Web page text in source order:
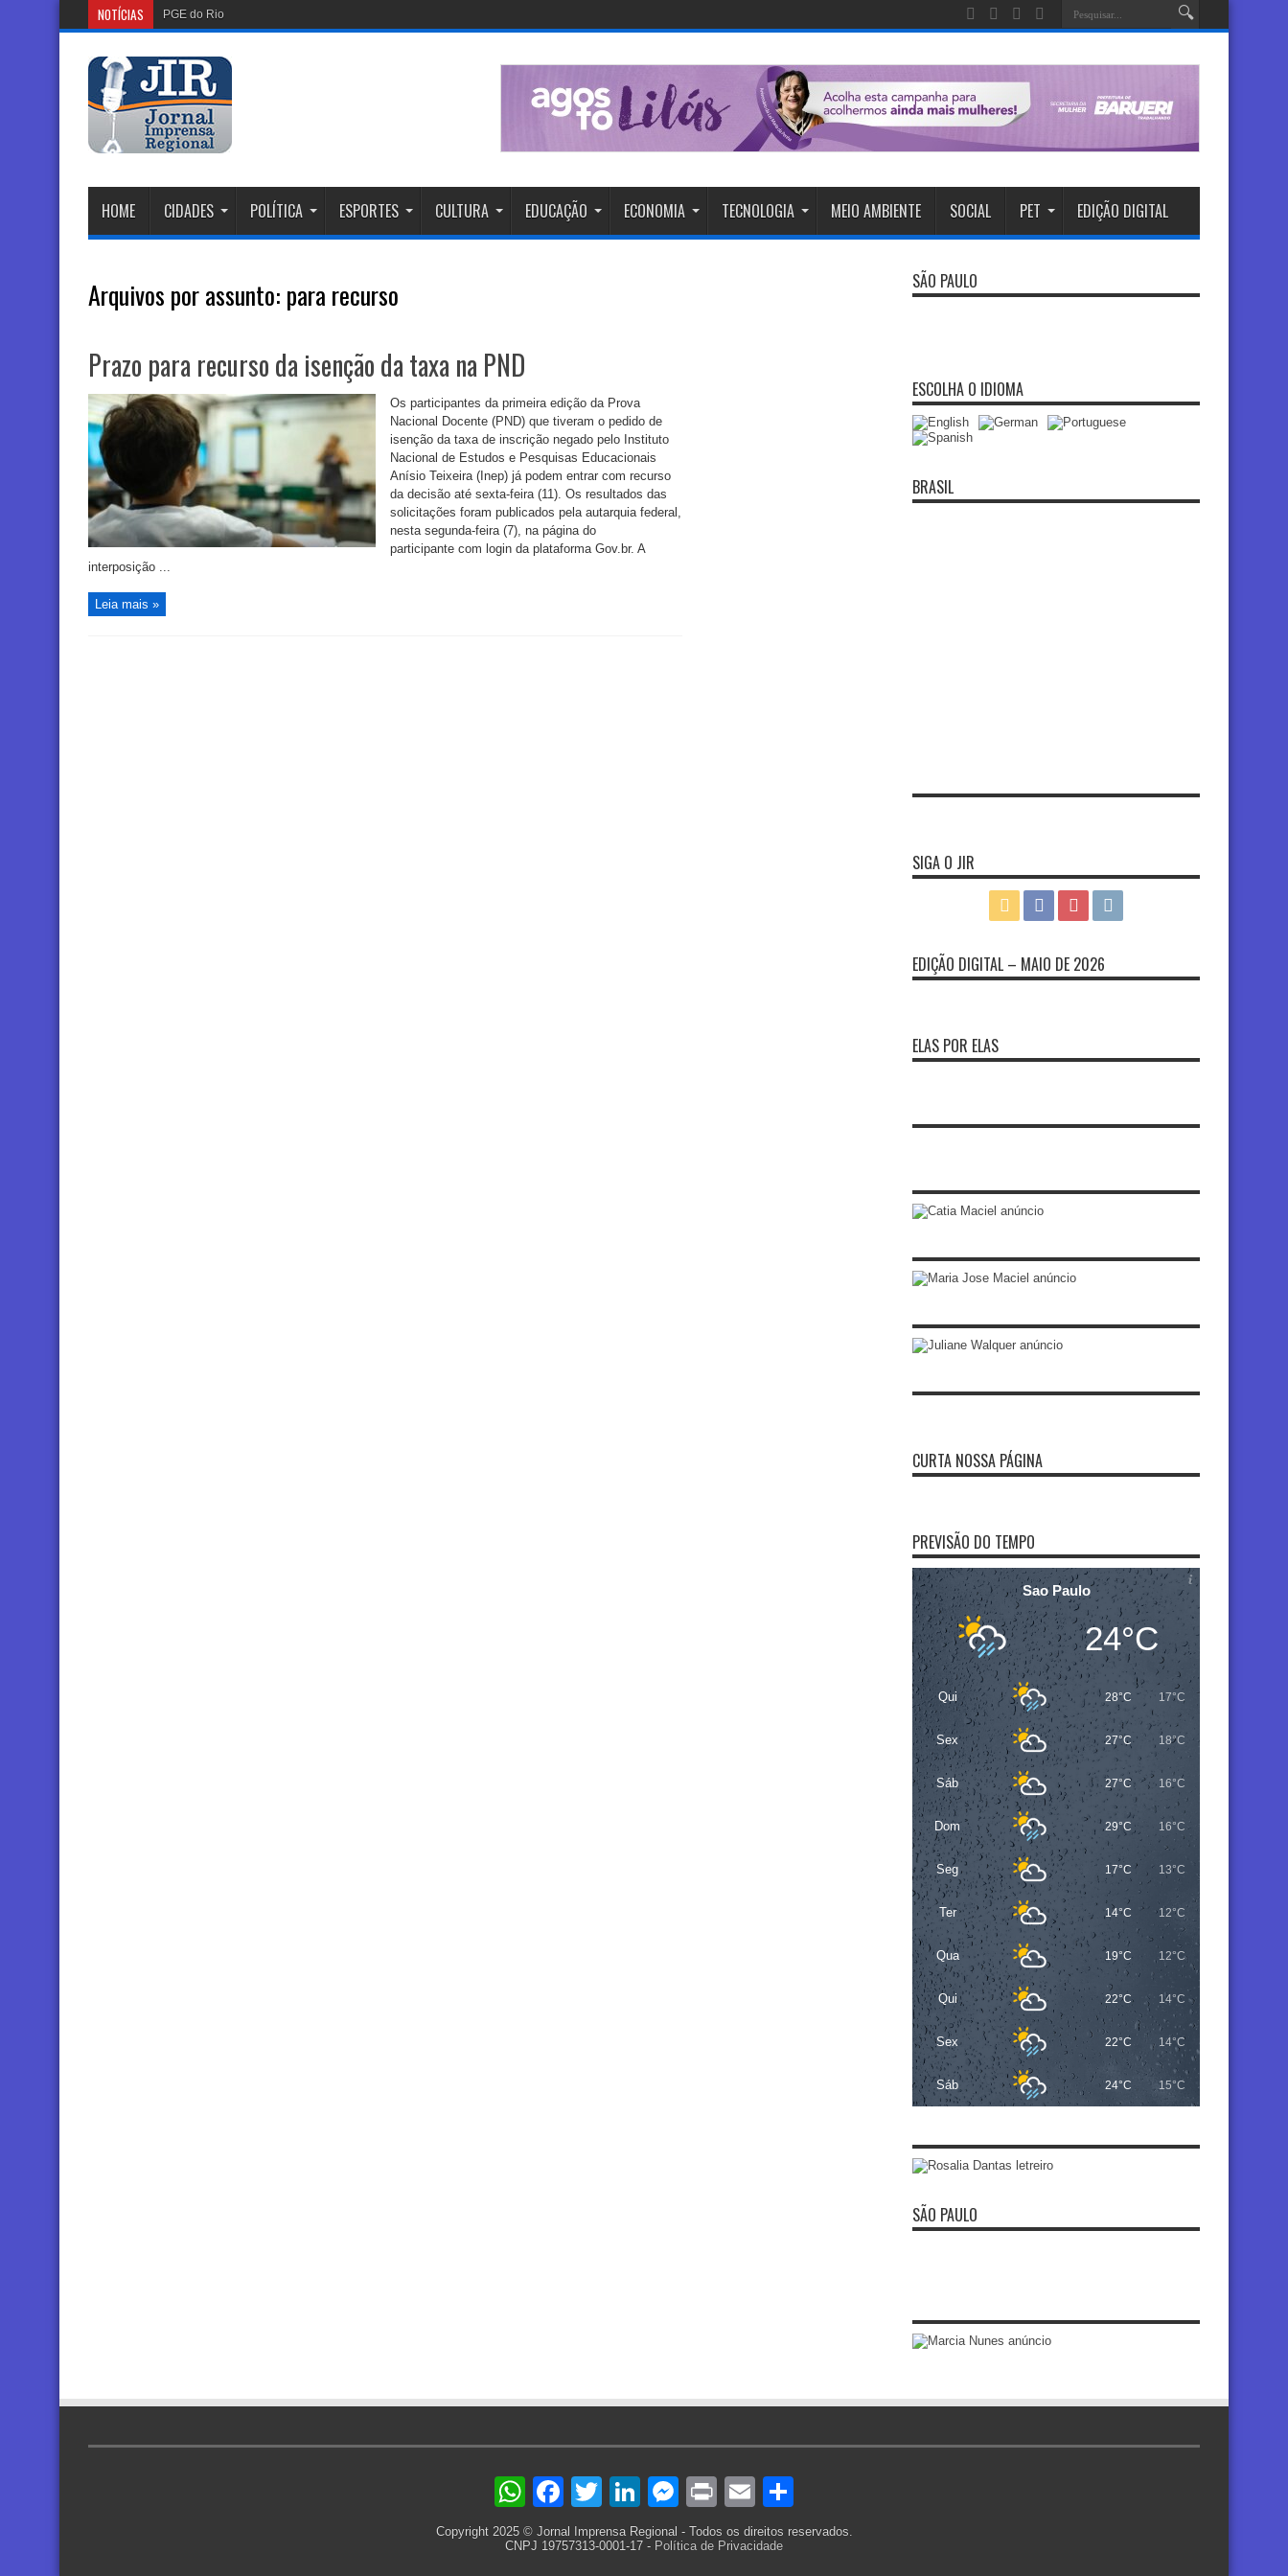
NOTÍCIAS PGE do Rio Solicita Falência do G
HOME CIDADES POLÍTICA ESPORTES CULTURA EDUCAÇÃO ECONOMIA TECNOLOGIA MEIO AMBIENTE SOCIAL PET EDIÇÃO DIGITAL
Arquivos por assunto: para recurso
Prazo para recurso da isenção da taxa na PND
Os participantes da primeira edição da Prova
Nacional Docente (PND) que tiveram o pedido de
isenção da taxa de inscrição negado pelo Instituto
Nacional de Estudos e Pesquisas Educacionais
Anísio Teixeira (Inep) já podem entrar com recurso
da decisão até sexta-feira (11). Os resultados das
solicitações foram publicados pela autarquia federal,
nesta segunda-feira (7), na página do
participante com login da plataforma Gov.br. A
interposição ...
Leia mais »
SÃO PAULO
ESCOLHA O IDIOMA
BRASIL
SIGA O JIR
EDIÇÃO DIGITAL – MAIO DE 2026
ELAS POR ELAS
CURTA NOSSA PÁGINA
PREVISÃO DO TEMPO
Sao Paulo
24°C
Qui 28°C 17°C
Sex 27°C 18°C
Sáb 27°C 16°C
Dom 29°C 16°C
Seg 17°C 13°C
Ter 14°C 12°C
Qua 19°C 12°C
Qui 22°C 14°C
Sex 22°C 14°C
Sáb 24°C 15°C
SÃO PAULO
WhatsApp
Facebook
TwitterLinkedIn
Messenger
PrintEmail
Copyright 2025 © Jornal Imprensa Regional - Todos os direitos reservados.
CNPJ 19757313-0001-17 - Política de Privacidade